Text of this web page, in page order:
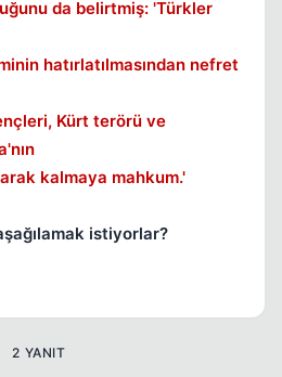
da belirtmiş: 'Türkler
hatırlatılmasından nefret
Kürt terörü ve
kalmaya mahkum.'
istiyorlar?
2 YANIT